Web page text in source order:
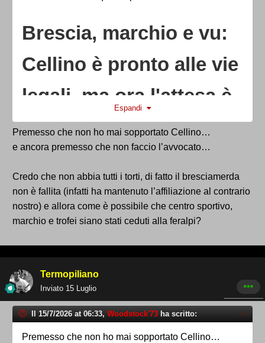
Brescia, marchio e vu:
Cellino è pronto alle vie
legali, ma ora l'attesa è
tutta per la decisione
sul concordato
https://brescia.corriere.it/notizie/sport/26_luglio_14/br
escia-marchio-e-vu-cellino-e-pronto-alle-vie-legali-
ma-ora-l-attesa-e-tutta-per-la-decisione-sul-
Espandi
Premesso che non ho mai sopportato Cellino…
e ancora premesso che non faccio l’avvocato…
Credo che non abbia tutti i torti, di fatto il bresciamerda
non è fallita (infatti ha mantenuto l’affiliazione al contrario
nostro) e allora come è possibile che centro sportivo,
marchio e trofei siano stati ceduti alla feralpi?
Termopiliano
Inviato 15 Luglio
Il 15/7/2026 at 06:33, Woodstock'73 ha scritto:
Premesso che non ho mai sopportato Cellino…